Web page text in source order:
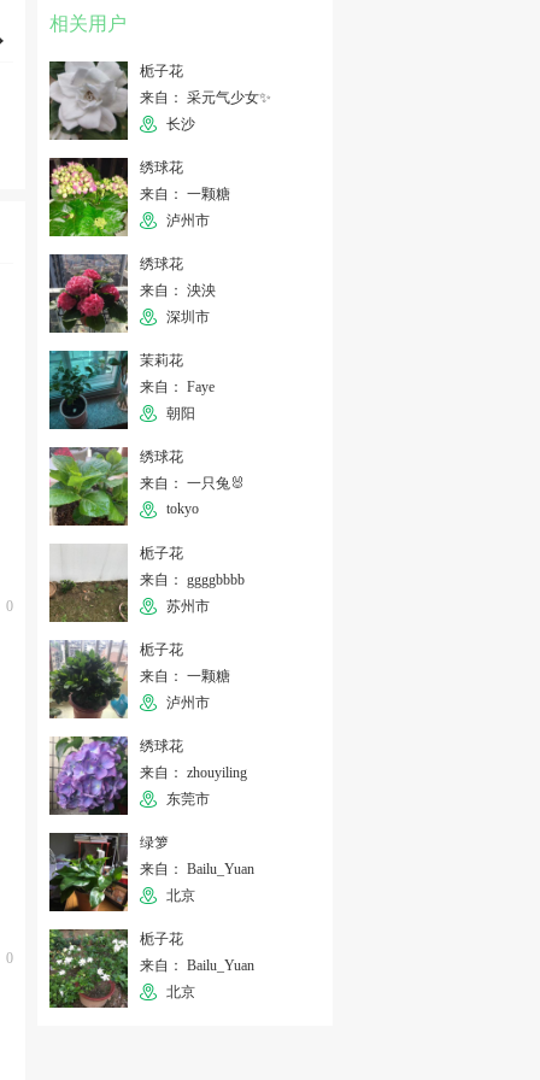
0
0
相关用户
栀子花
来自： 采元气少女✨
长沙
绣球花
来自： 一颗糖
泸州市
绣球花
来自： 泱泱
深圳市
茉莉花
来自： Faye
朝阳
绣球花
来自： 一只兔🐰
tokyo
栀子花
来自： ggggbbbb
苏州市
栀子花
来自： 一颗糖
泸州市
绣球花
来自： zhouyiling
东莞市
绿箩
来自： Bailu_Yuan
北京
栀子花
来自： Bailu_Yuan
北京